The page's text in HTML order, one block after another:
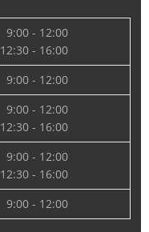
9:00 - 12:00
12:30 - 16:00
9:00 - 12:00
9:00 - 12:00
12:30 - 16:00
9:00 - 12:00
12:30 - 16:00
9:00 - 12:00